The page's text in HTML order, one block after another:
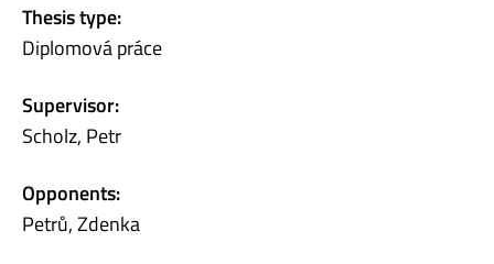
Thesis type:
Diplomová práce
Supervisor:
Scholz, Petr
Opponents:
Petrů, Zdenka